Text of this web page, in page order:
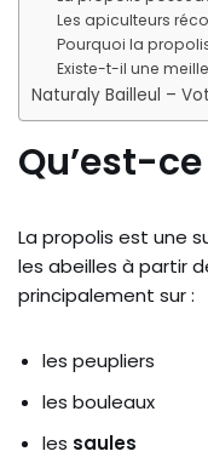
Les apiculteurs
Pourquoi la
Existe-t-il une
Naturaly Bailleul –
Qu’est-
La propolis est une
les abeilles à partir
principalement sur :
les peupliers
les bouleaux
les saules